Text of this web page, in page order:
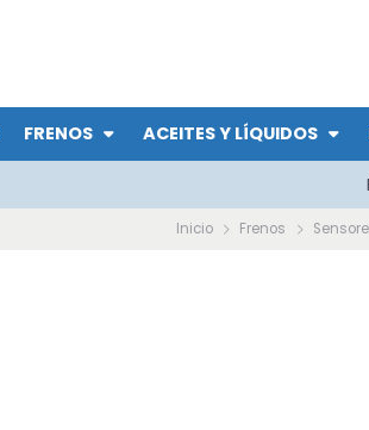
FRENOS ACEITES Y LÍQUIDOS
Inicio Frenos